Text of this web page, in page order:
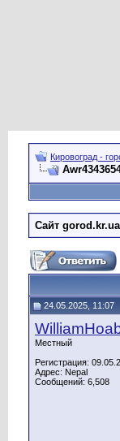
Кировоград -
Сайт
24.05.2025, 11:07
Местный
Регистрация:
Адрес: Nepal
Сообщений: 6,508